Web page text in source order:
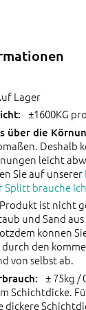
Lager
±1600KG
Deshalb
leicht
Sie auf unserer
Splitt brauche
Produkt ist nicht
und Sand
können
den
von selbst ab.
± 75kg /
Schichtdicke.
dickere